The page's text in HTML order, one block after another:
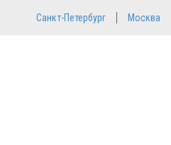
Санкт-Петербург Москва